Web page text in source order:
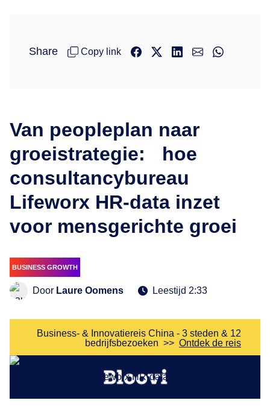
Share Copy link
Van peopleplan naar
groeistrategie: hoe
consultancybureau
Lifeworx HR-data inzet
voor mensgerichte groei
BUSINESS GROWTH
Door Laure Oomens Leestijd 2:33
Business- & Innovatiereis China - 3 steden & 12
bedrijfsbezoeken >> Ontdek de reis